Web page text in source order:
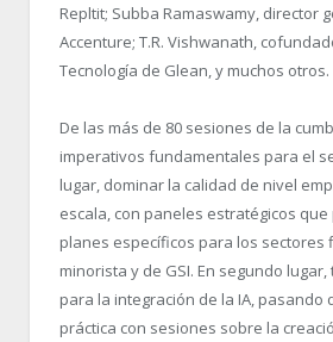
Repltit; Subba Ramaswamy, director
Accenture; T.R. Vishwanath,
Tecnología de Glean, y muchos otros.
De las más de 80 sesiones de la
imperativos fundamentales para el
lugar, dominar la calidad de nivel
escala, con paneles estratégicos
planes específicos para los sectores
minorista y de GSI. En segundo
para la integración de la IA, pasando
práctica con sesiones sobre la